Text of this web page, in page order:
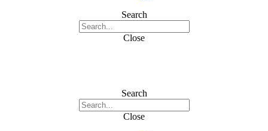
Search
Close
Search
Close